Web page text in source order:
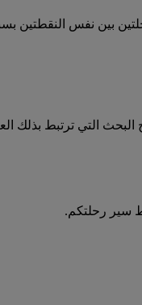
بين نفس النقطتين
التي ترتبط بذلك
سير رحلتكم.